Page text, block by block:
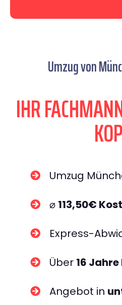
Umzug von
IHR
Umzug
⌀ 113,50€
Express-
Über 16
Angebot in